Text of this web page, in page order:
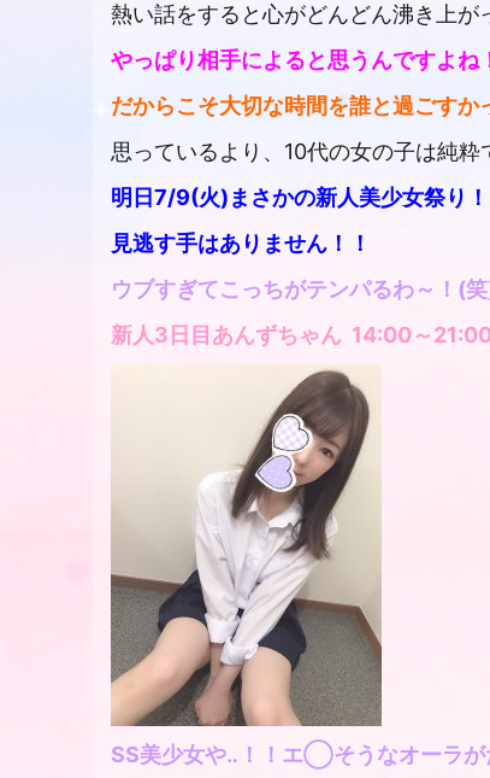
熱い話をすると心がどんどん沸き上
やっぱり相手によると思うんですよね
だからこそ大切な時間を誰と過ごす
思っているより、10代の女の子は純
明日7/9(火)まさかの新人美少女祭り！
見逃す手はありません！！
ウブすぎてこっちがテンパるわ～！(
新人3日目あんずちゃん 14:00～
SS美少女や‥！！エ◯そうなオーラが